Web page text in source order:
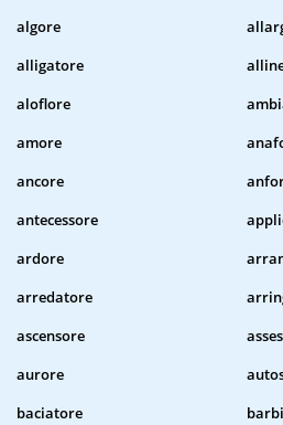
algore
alligatore
aloflore
amore
ancore
antecessore
ardore
arredatore
ascensore
aurore
baciatore